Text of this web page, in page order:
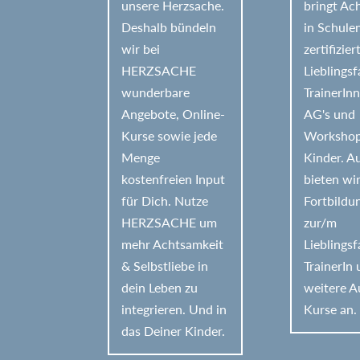
unsere Herzsache.
Deshalb bündeln
wir bei
HERZSACHE
wunderbare
Angebote, Online-
Kurse sowie jede
Menge
kostenfreien Input
für Dich. Nutze
HERZSACHE um
mehr Achtsamkeit
& Selbstliebe in
dein Leben zu
integrieren. Und in
das Deiner Kinder.
bringt
in
AG's und
Kinder.
bieten wir
zur/m
TrainerIn
weitere
Kurse an.